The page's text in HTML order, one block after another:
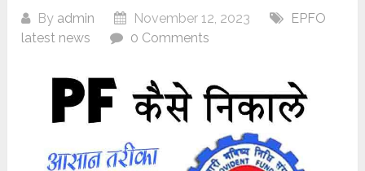
By admin November 12, 2023
EPFO
latest news
0 Comments